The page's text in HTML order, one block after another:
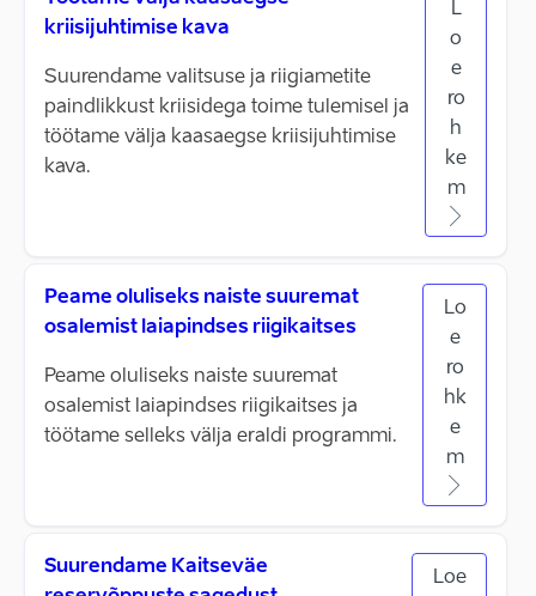
kriisijuhtimise kava
Suurendame valitsuse ja riigiametite
paindlikkust kriisidega toime tulemisel ja
töötame välja kaasaegse kriisijuhtimise
kava.
L
o
e
ro
h
ke
m
Peame oluliseks naiste suuremat
osalemist laiapindses riigikaitses
Peame oluliseks naiste suuremat
osalemist laiapindses riigikaitses ja
töötame selleks välja eraldi programmi.
Lo
e
ro
hk
e
m
Suurendame Kaitseväe
Loe